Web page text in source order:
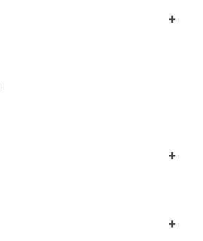
+
+
+